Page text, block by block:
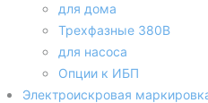
для дома
Трехфазные 380В
для насоса
Опции к ИБП
Электроискровая